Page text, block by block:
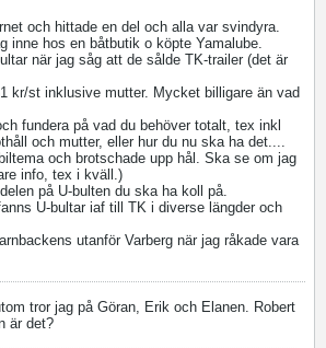
och hittade en del och alla var svindyra.
inne hos en båtbutik o köpte Yamalube.
när jag såg att de sålde TK-trailer (det är
kr/st inklusive mutter. Mycket billigare än vad
fundera på vad du behöver totalt, tex inkl
och mutter, eller hur du nu ska ha det....
och brotschade upp hål. Ska se om jag
info, tex i kväll.)
på U-bulten du ska ha koll på.
U-bultar iaf till TK i diverse längder och
utanför Varberg när jag råkade vara
tror jag på Göran, Erik och Elanen. Robert
är det?